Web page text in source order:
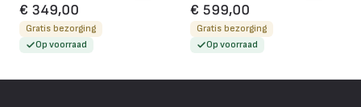
€ 349,00
Gratis bezorging
Op voorraad
€ 599,00
Gratis bezorging
Op voorraad